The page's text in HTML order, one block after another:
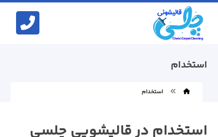
استخدام
استخدام
استخدام در قالیشویی چلسی